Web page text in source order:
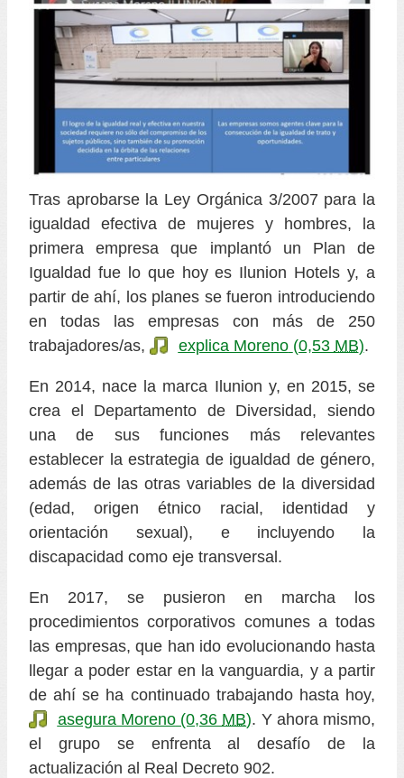
Tras aprobarse la Ley Orgánica 3/2007 para la
igualdad efectiva de mujeres y hombres, la
primera empresa que implantó un Plan de
Igualdad fue lo que hoy es Ilunion Hotels y, a
partir de ahí, los planes se fueron introduciendo
en todas las empresas con más de 250
trabajadores/as,
explica Moreno (0,53 MB).
En 2014, nace la marca Ilunion y, en 2015, se
crea el Departamento de Diversidad, siendo
una de sus funciones más relevantes
establecer la estrategia de igualdad de género,
además de las otras variables de la diversidad
(edad, origen étnico racial, identidad y
orientación sexual), e incluyendo la
discapacidad como eje transversal.
En 2017, se pusieron en marcha los
procedimientos corporativos comunes a todas
las empresas, que han ido evolucionando hasta
llegar a poder estar en la vanguardia, y a partir
de ahí se ha continuado trabajando hasta hoy,
asegura Moreno (0,36 MB). Y ahora mismo,
el grupo se enfrenta al desafío de la
actualización al Real Decreto 902.